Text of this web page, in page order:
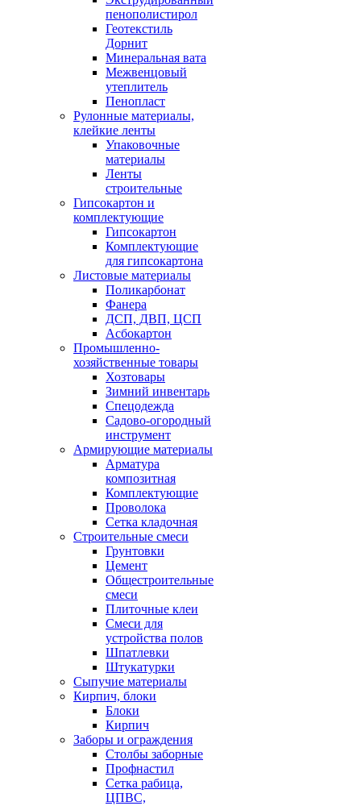
пенополистирол
Геотекстиль
Дорнит
Минеральная вата
Межвенцовый
утеплитель
Пенопласт
Рулонные материалы,
клейкие ленты
Упаковочные
материалы
Ленты
строительные
Гипсокартон и
комплектующие
Гипсокартон
Комплектующие
для гипсокартона
Листовые материалы
Поликарбонат
Фанера
ДСП, ДВП, ЦСП
Асбокартон
Промышленно-
хозяйственные товары
Хозтовары
Зимний инвентарь
Спецодежда
Садово-огородный
инструмент
Армирующие материалы
Арматура
композитная
Комплектующие
Проволока
Сетка кладочная
Строительные смеси
Грунтовки
Цемент
Общестроительные
смеси
Плиточные клеи
Смеси для
устройства полов
Шпатлевки
Штукатурки
Сыпучие материалы
Кирпич, блоки
Блоки
Кирпич
Заборы и ограждения
Столбы заборные
Профнастил
Сетка рабица,
ЦПВС,